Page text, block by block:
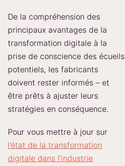
De la compréhension des
principaux avantages de la
transformation digitale à la
prise de conscience des écueils
potentiels, les fabricants
doivent rester informés – et
être prêts à ajuster leurs
stratégies en conséquence.
Pour vous mettre à jour sur
l’état de la transformation
digitale dans l’industrie